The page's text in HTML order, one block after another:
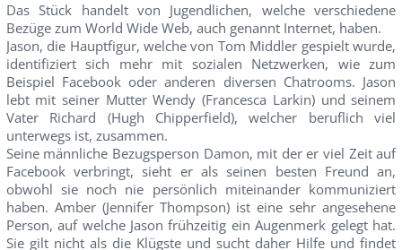
Das Stück handelt von Jugendlichen, welche verschiedene
Bezüge zum World Wide Web, auch genannt Internet, haben.
Jason, die Hauptfigur, welche von Tom Middler gespielt wurde,
identifiziert sich mehr mit sozialen Netzwerken, wie zum
Beispiel Facebook oder anderen diversen Chatrooms. Jason
lebt mit seiner Mutter Wendy (Francesca Larkin) und seinem
Vater Richard (Hugh Chipperfield), welcher beruflich viel
unterwegs ist, zusammen.
Seine männliche Bezugsperson Damon, mit der er viel Zeit auf
Facebook verbringt, sieht er als seinen besten Freund an,
obwohl sie noch nie persönlich miteinander kommuniziert
haben. Amber (Jennifer Thompson) ist eine sehr angesehene
Person, auf welche Jason frühzeitig ein Augenmerk gelegt hat.
Sie gilt nicht als die Klügste und sucht daher Hilfe und findet